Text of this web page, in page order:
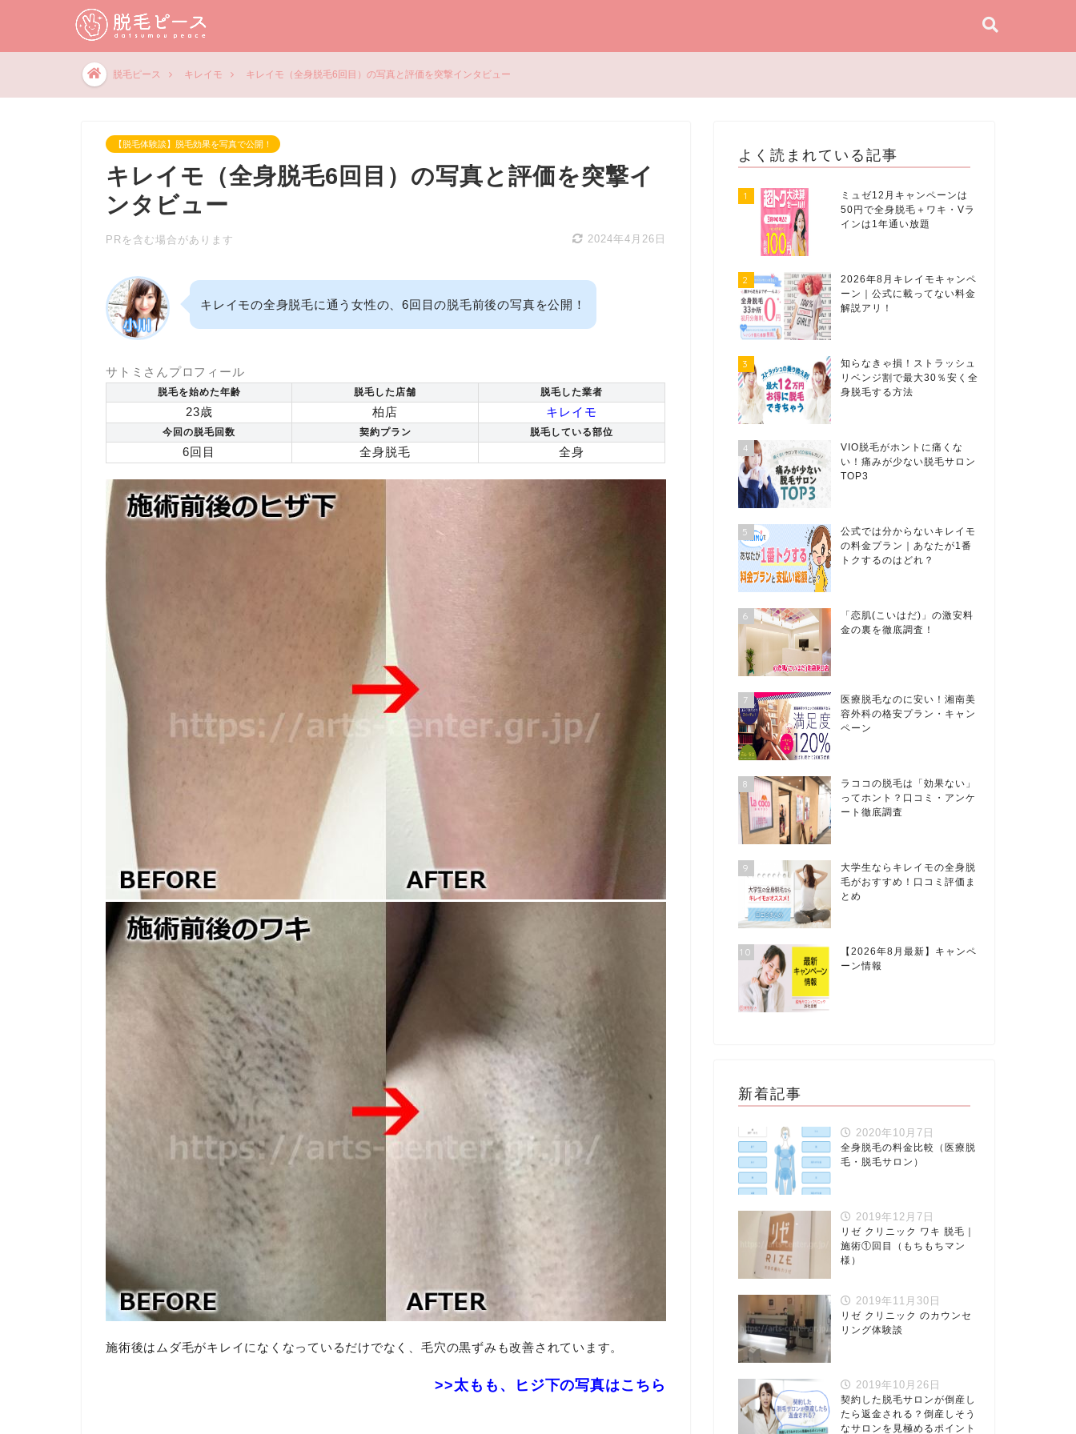
脱毛ピース キレイモ キレイモ（全身脱毛6回目）の写真と評価を突撃インタビュー
【脱毛体験談】脱毛効果を写真で公開！
キレイモ（全身脱毛6回目）の写真と評価を突撃イ
ンタビュー
PRを含む場合があります 2024年4月26日
キレイモの全身脱毛に通う女性の、6回目の脱毛前後の写真を公開！
サトミさんプロフィール
脱毛を始めた年齢 脱毛した店舗 脱毛した業者
23歳 柏店 キレイモ
今回の脱毛回数 契約プラン 脱毛している部位
6回目 全身脱毛 全身
施術後はムダ毛がキレイになくなっているだけでなく、毛穴の黒ずみも改善されています。
>>太もも、ヒジ下の写真はこちら
よく読まれている記事
1
ミュゼ12月キャンペーンは
50円で全身脱毛＋ワキ・Vラ
インは1年通い放題
2
2026年8月キレイモキャンペ
ーン｜公式に載ってない料金
解説アリ！
3
知らなきゃ損！ストラッシュ
リベンジ割で最大30％安く全
身脱毛する方法
4
VIO脱毛がホントに痛くな
い！痛みが少ない脱毛サロン
TOP3
5
公式では分からないキレイモ
の料金プラン｜あなたが1番
トクするのはどれ？
6
「恋肌(こいはだ)」の激安料
金の裏を徹底調査！
7
医療脱毛なのに安い！湘南美
容外科の格安プラン・キャン
ペーン
8
ラココの脱毛は「効果ない」
ってホント？口コミ・アンケ
ート徹底調査
9
大学生ならキレイモの全身脱
毛がおすすめ！口コミ評価ま
とめ
10
【2026年8月最新】キャンペ
ーン情報
新着記事
2020年10月7日
全身脱毛の料金比較（医療脱
毛・脱毛サロン）
2019年12月7日
リゼ クリニック ワキ 脱毛｜
施術①回目（もちもちマン
様）
2019年11月30日
リゼ クリニック のカウンセ
リング体験談
2019年10月26日
契約した脱毛サロンが倒産し
たら返金される？倒産しそう
なサロンを見極めるポイント